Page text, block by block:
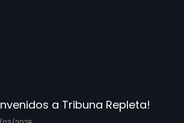
a Tribuna Repleta!